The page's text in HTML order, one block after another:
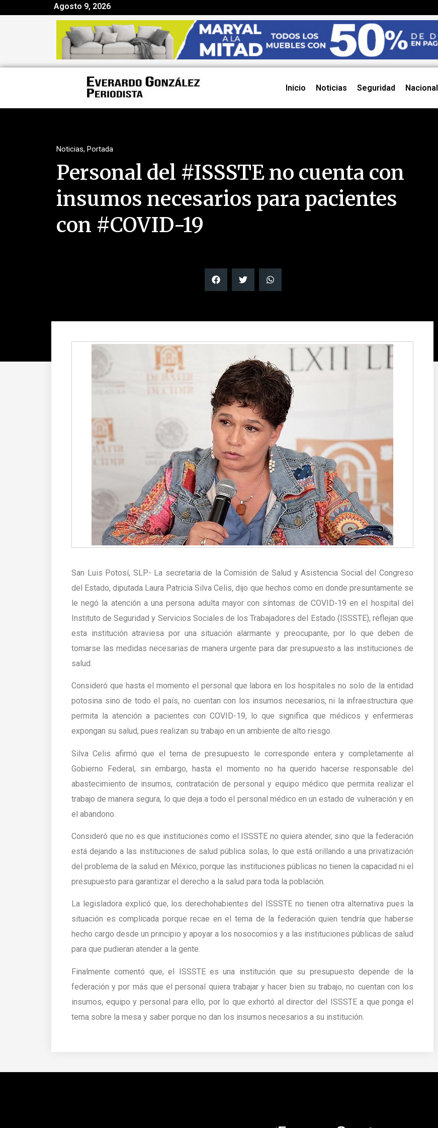
Agosto 9, 2026
Inicio Noticias Seguridad Nacional
Noticias, Portada
Personal del #ISSSTE no cuenta con
insumos necesarios para pacientes
con #COVID-19
San Luis Potosí, SLP.- La secretaria de la Comisión de Salud y Asistencia Social del Congreso
del Estado, diputada Laura Patricia Silva Celis, dijo que hechos como en donde presuntamente se
le negó la atención a una persona adulta mayor con síntomas de COVID-19 en el hospital del
Instituto de Seguridad y Servicios Sociales de los Trabajadores del Estado (ISSSTE), reflejan que
esta institución atraviesa por una situación alarmante y preocupante, por lo que deben de
tomarse las medidas necesarias de manera urgente para dar presupuesto a las instituciones de
salud.
Consideró que hasta el momento el personal que labora en los hospitales no solo de la entidad
potosina sino de todo el país, no cuentan con los insumos necesarios, ni la infraestructura que
permita la atención a pacientes con COVID-19, lo que significa que médicos y enfermeras
expongan su salud, pues realizan su trabajo en un ambiente de alto riesgo.
Silva Celis afirmó que el tema de presupuesto le corresponde entera y completamente al
Gobierno Federal, sin embargo, hasta el momento no ha querido hacerse responsable del
abastecimiento de insumos, contratación de personal y equipo médico que permita realizar el
trabajo de manera segura, lo que deja a todo el personal médico en un estado de vulneración y en
el abandono.
Consideró que no es que instituciones como el ISSSTE no quiera atender, sino que la federación
está dejando a las instituciones de salud pública solas, lo que está orillando a una privatización
del problema de la salud en México, porque las instituciones públicas no tienen la capacidad ni el
presupuesto para garantizar el derecho a la salud para toda la población.
La legisladora explicó que, los derechohabientes del ISSSTE no tienen otra alternativa pues la
situación es complicada porque recae en el tema de la federación quien tendría que haberse
hecho cargo desde un principio y apoyar a los nosocomios y a las instituciones públicas de salud
para que pudieran atender a la gente.
Finalmente comentó que, el ISSSTE es una institución que su presupuesto depende de la
federación y por más que el personal quiera trabajar y hacer bien su trabajo, no cuentan con los
insumos, equipo y personal para ello, por lo que exhortó al director del ISSSTE a que ponga el
tema sobre la mesa y saber porque no dan los insumos necesarios a su institución.